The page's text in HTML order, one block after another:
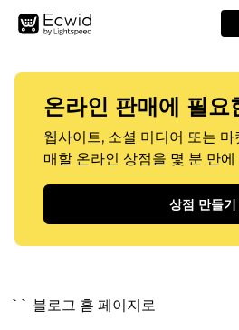
온라인 판매에 필요
웹사이트, 소셜 미디어 또는
매할 온라인 상점을 몇 분 만에
상점 만들기
`` 블로그 홈 페이지로